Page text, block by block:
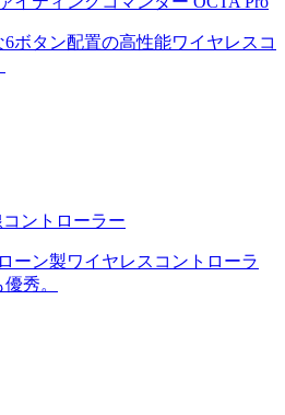
ボタン配置の高性能ワイヤレスコ
ントローラー
ーン製ワイヤレスコントローラ
秀。